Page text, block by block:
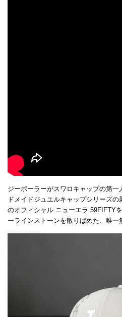
ジーボーラーがスワロキャップの第
ドメイドジュエルキャップシリーズ
のオフィシャル ニューエラ 59FIFTY
ーラインストーンを散りばめた、唯一